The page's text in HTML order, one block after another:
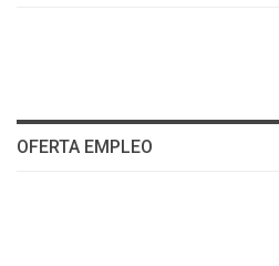
OFERTA EMPLEO